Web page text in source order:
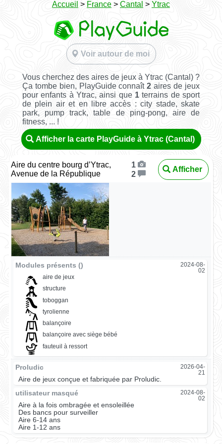
Accueil > France > Cantal > Ytrac
Voir autour de moi
Vous cherchez des aires de jeux à Ytrac (Cantal) ?
Ça tombe bien, PlayGuide connaît2 aires de jeux
pour enfants à Ytrac, ainsi que 1 terrains de sport
de plein air et en libre accès : city stade, skate
park, pump track, table de ping-pong, aire de
fitness, ... !
Afficher la carte PlayGuide à Ytrac (Cantal)
Aire du centre bourg d’Ytrac,
Avenue de la République
1
2
Afficher
Modules présents ()
2024-08-
02
aire de jeux
structure
toboggan
tyrolienne
balançoire
balançoire avec siège bébé
fauteuil à ressort
Proludic
2026-04-
21
Aire de jeux conçue et fabriquée par Proludic.
utilisateur masqué
2024-08-
02
Aire à la fois ombragée et ensoleillée
Des bancs pour surveiller
Aire 6-14 ans
Aire 1-12 ans